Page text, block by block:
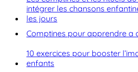
intégrer les chansons
les jours
Comptines pour apprendre a
10 exercices pour booster
enfants